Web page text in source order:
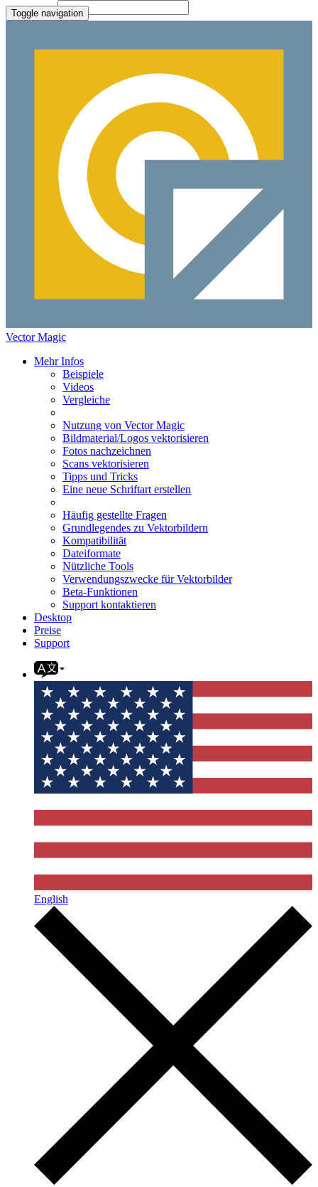
Toggle navigation
Vector Magic
Mehr Infos
Beispiele
Videos
Vergleiche
Nutzung von Vector Magic
Bildmaterial/Logos vektorisieren
Fotos nachzeichnen
Scans vektorisieren
Tipps und Tricks
Eine neue Schriftart erstellen
Häufig gestellte Fragen
Grundlegendes zu Vektorbildern
Kompatibilität
Dateiformate
Nützliche Tools
Verwendungszwecke für Vektorbilder
Beta-Funktionen
Support kontaktieren
Desktop
Preise
Support
English
File Picker
Paste Target